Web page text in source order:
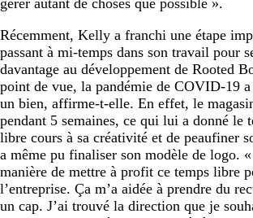
Récemment, Kelly a franchi une étape
passant à mi-temps dans son travail pour
davantage au développement de Rooted
point de vue, la pandémie de COVID-19
un bien, affirme-t-elle. En effet, le
pendant 5 semaines, ce qui lui a donné le
libre cours à sa créativité et de peaufiner
a même pu finaliser son modèle de logo.
manière de mettre à profit ce temps libre
l’entreprise. Ça m’a aidée à prendre du
un cap. J’ai trouvé la direction que je